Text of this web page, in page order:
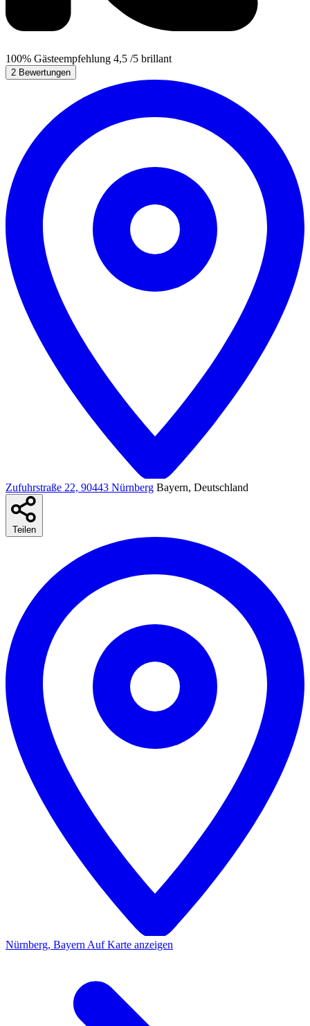
100% Gästeempfehlung 4,5 /5 brillant
2 Bewertungen
Zufuhrstraße 22, 90443 Nürnberg Bayern, Deutschland
Teilen
Nürnberg, Bayern Auf Karte anzeigen